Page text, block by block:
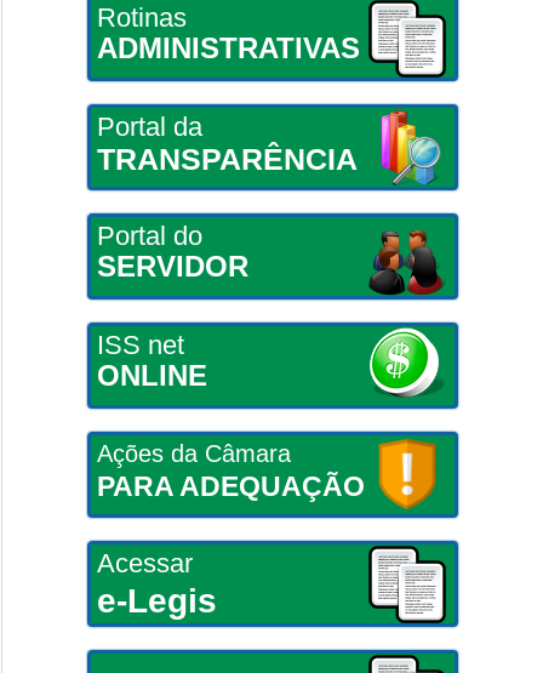
Rotinas
ADMINISTRATIVAS
Portal da
TRANSPARÊNCIA
Portal do
SERVIDOR
ISS net
ONLINE
Ações da Câmara
PARA ADEQUAÇÃO
Acessar
e-Legis